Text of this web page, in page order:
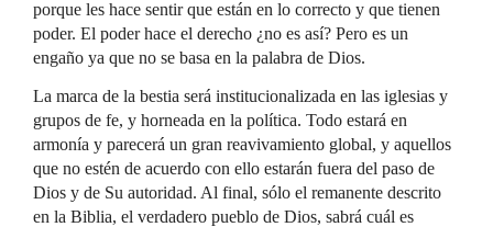
porque les hace sentir que están en lo correcto y que tienen
poder. El poder hace el derecho ¿no es así? Pero es un
engaño ya que no se basa en la palabra de Dios.
La marca de la bestia será institucionalizada en las iglesias y
grupos de fe, y horneada en la política. Todo estará en
armonía y parecerá un gran reavivamiento global, y aquellos
que no estén de acuerdo con ello estarán fuera del paso de
Dios y de Su autoridad. Al final, sólo el remanente descrito
en la Biblia, el verdadero pueblo de Dios, sabrá cuál es